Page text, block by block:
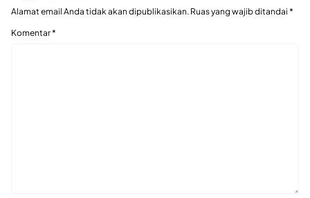
Alamat email Anda tidak akan dipublikasikan. Ruas yang wajib ditandai *
Komentar*